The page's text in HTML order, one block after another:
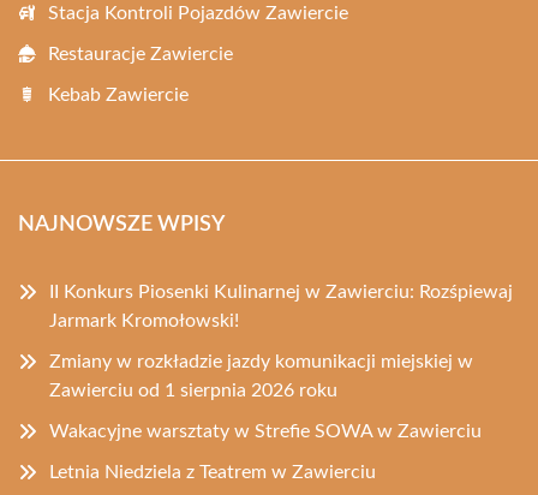
Stacja Kontroli Pojazdów Zawiercie
Restauracje Zawiercie
Kebab Zawiercie
NAJNOWSZE WPISY
II Konkurs Piosenki Kulinarnej w Zawierciu: Rozśpiewaj
Jarmark Kromołowski!
Zmiany w rozkładzie jazdy komunikacji miejskiej w
Zawierciu od 1 sierpnia 2026 roku
Wakacyjne warsztaty w Strefie SOWA w Zawierciu
Letnia Niedziela z Teatrem w Zawierciu